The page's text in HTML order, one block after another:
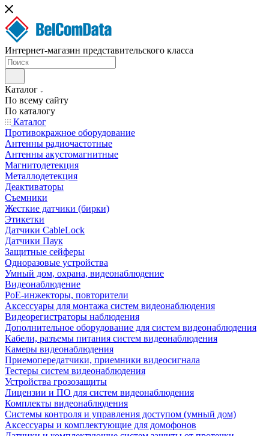
Интернет-магазин представительского класса
Каталог
По всему сайту
По каталогу
Каталог
Противокражное оборудование
Антенны радиочастотные
Антенны акустомагнитные
Магнитодетекция
Металлодетекция
Деактиваторы
Съемники
Жесткие датчики (бирки)
Этикетки
Датчики CableLock
Датчики Паук
Защитные сейферы
Одноразовые устройства
Умный дом, охрана, видеонаблюдение
Видеонаблюдение
PoE-инжекторы, повторители
Аксессуары для монтажа систем видеонаблюдения
Видеорегистраторы наблюдения
Дополнительное оборудование для систем видеонаблюдения
Кабели, разъемы питания систем видеонаблюдения
Камеры видеонаблюдения
Приемопередатчики, приемники видеосигнала
Тестеры систем видеонаблюдения
Устройства грозозащиты
Лицензии и ПО для систем видеонаблюдения
Комплекты видеонаблюдения
Системы контроля и управления доступом (умный дом)
Аксессуары и комплектующие для домофонов